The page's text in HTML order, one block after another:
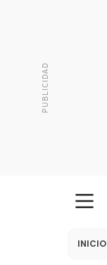
INICIO